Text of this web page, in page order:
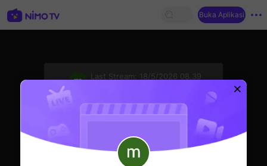
Buka Aplikasi
Last Stream:
18/5/2026 08.39